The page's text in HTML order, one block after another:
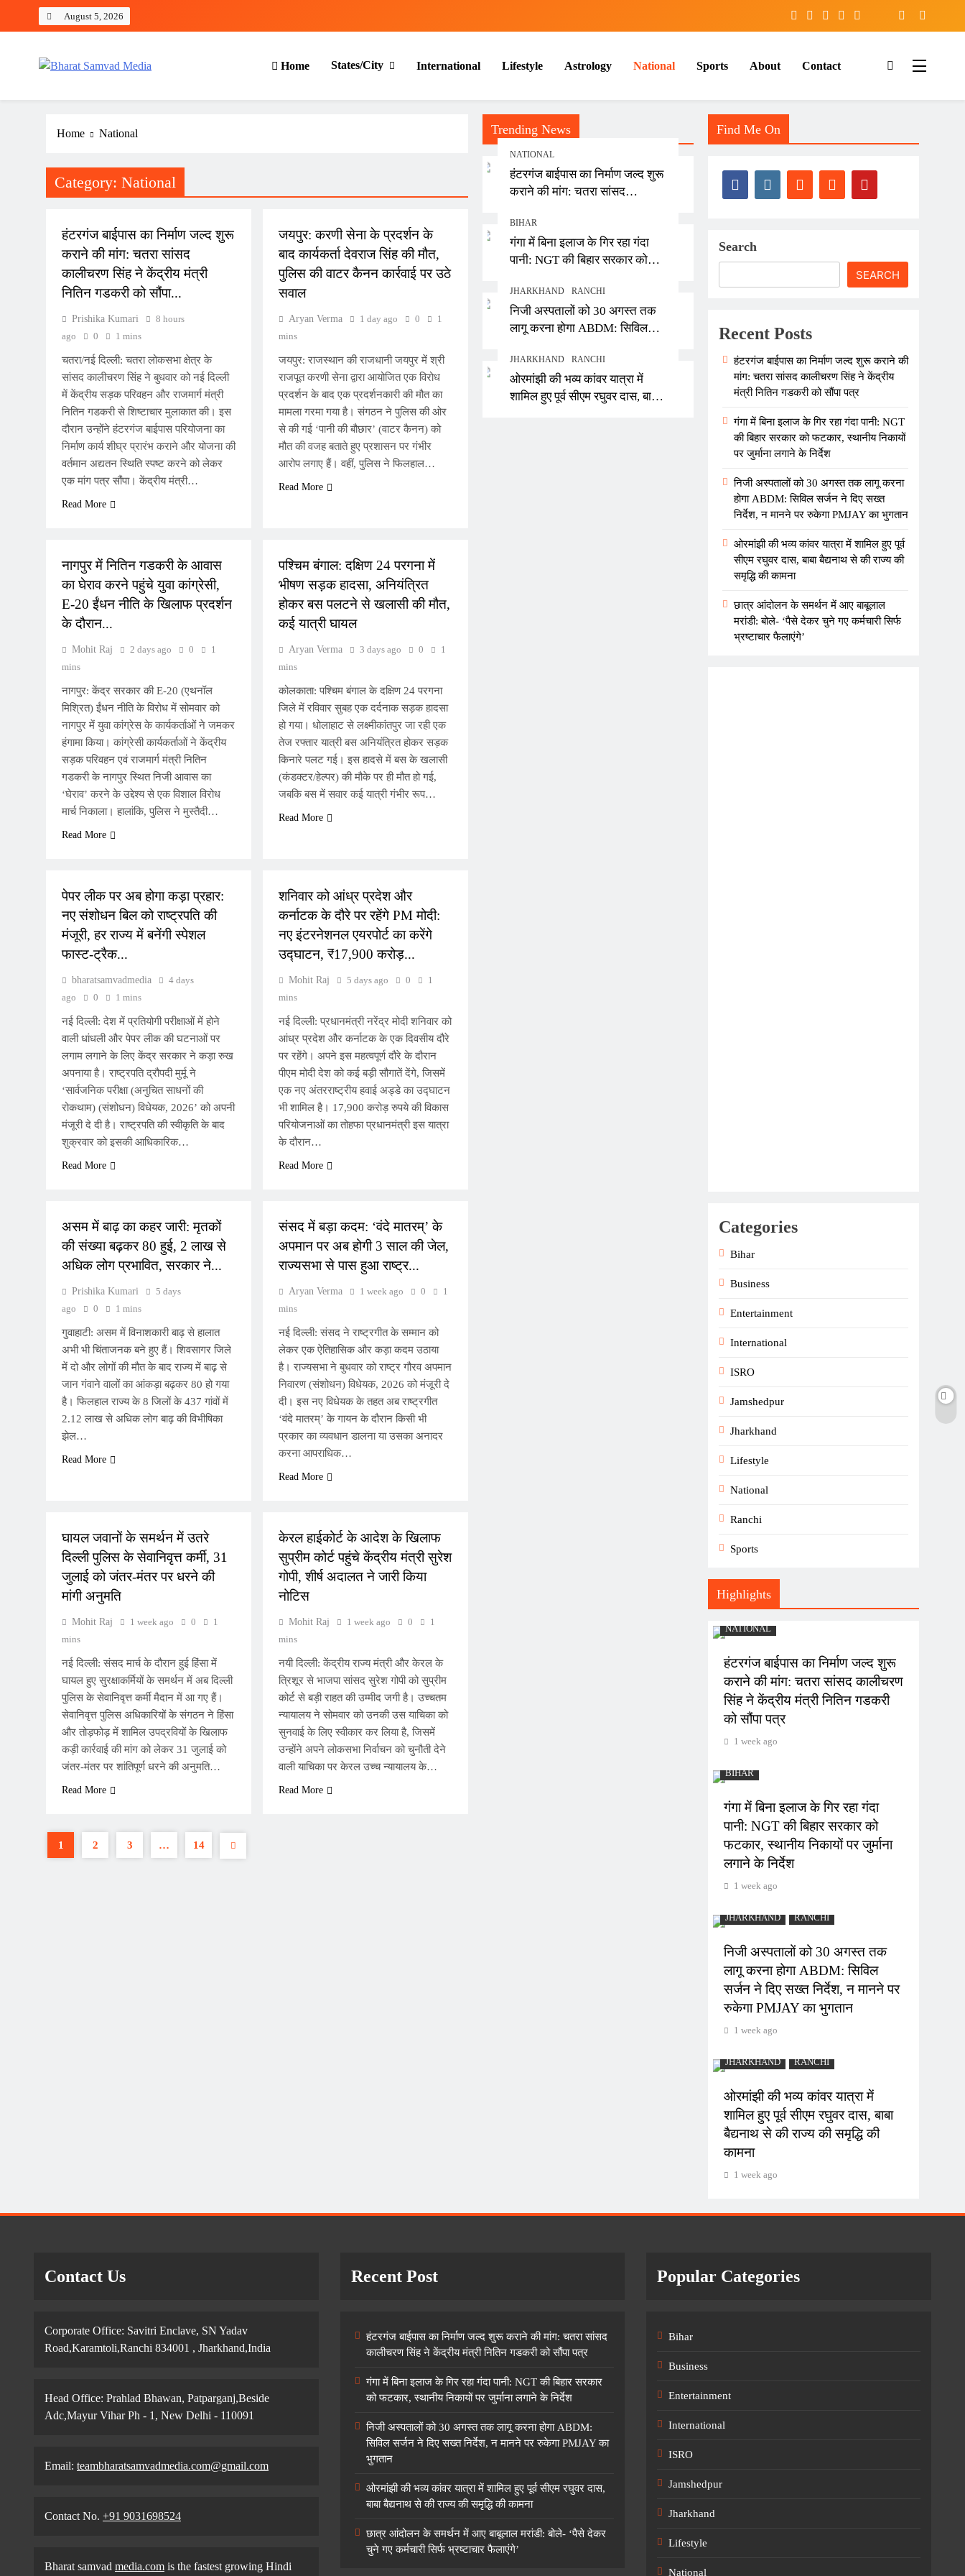
August 5, 2026
Home States/City International Lifestyle Astrology National Sports About Contact
Trending News
NATIONAL
हंटरगंज बाईपास का निर्माण जल्द शुरू
कराने की मांग: चतरा सांसद
नितिन गडकरी को सौंपा पत्र
BIHAR
गंगा में बिना इलाज के गिर रहा गंदा
पानी: NGT की बिहार सरकार को
लगाने के निर्देश
JHARKHAND RANCHI
निजी अस्पतालों को 30 अगस्त तक
लागू करना होगा ABDM: सिविल
रुकेगा PMJAY का भुगतान
JHARKHAND RANCHI
ओरमांझी की भव्य कांवर यात्रा में
शामिल हुए पूर्व सीएम रघुवर दास, बाबा
Home National
Category: National
NATIONAL
हंटरगंज बाईपास का निर्माण जल्द शुरू
कराने की मांग: चतरा सांसद
कालीचरण सिंह ने केंद्रीय मंत्री
नितिन गडकरी को सौंपा...
Prishika Kumari
8 hours
ago
0 1 mins
चतरा/नई दिल्ली: चतरा लोकसभा क्षेत्र के
सांसद कालीचरण सिंह ने बुधवार को नई दिल्ली
में केंद्रीय सड़क परिवहन और राजमार्ग मंत्री
नितिन गडकरी से शिष्टाचार मुलाकात की। इस
दौरान उन्होंने हंटरगंज बाईपास परियोजना का
निर्माण कार्य शीघ्र प्रारंभ कराने और योजना की
वर्तमान अद्यतन स्थिति स्पष्ट करने को लेकर
एक मांग पत्र सौंपा। केंद्रीय मंत्री…
Read More
NATIONAL
जयपुर: करणी सेना के प्रदर्शन के
बाद कार्यकर्ता देवराज सिंह की मौत,
पुलिस की वाटर कैनन कार्रवाई पर उठे
सवाल
Aryan Verma 1 day ago 0
1
mins
जयपुर: राजस्थान की राजधानी जयपुर में श्री
राजपूत करणी सेना द्वारा आयोजित एक विरोध
प्रदर्शन के बाद एक प्रदर्शनकारी की मौत का
मामला गरमा गया है। संगठन ने पुलिस की ओर
से की गई ‘पानी की बौछार’ (वाटर कैनन) को
मौत की वजह बताते हुए प्रशासन पर गंभीर
आरोप लगाए हैं। वहीं, पुलिस ने फिलहाल…
Read More
नागपुर में नितिन गडकरी के आवास
का घेराव करने पहुंचे युवा कांग्रेसी,
E-20 ईंधन नीति के खिलाफ प्रदर्शन
के दौरान...
Mohit Raj 2 days ago 0
1
mins
नागपुर: केंद्र सरकार की E-20 (एथनॉल
मिश्रित) ईंधन नीति के विरोध में सोमवार को
नागपुर में युवा कांग्रेस के कार्यकर्ताओं ने जमकर
हंगामा किया। कांग्रेसी कार्यकर्ताओं ने केंद्रीय
सड़क परिवहन एवं राजमार्ग मंत्री नितिन
गडकरी के नागपुर स्थित निजी आवास का
‘घेराव’ करने के उद्देश्य से एक विशाल विरोध
मार्च निकाला। हालांकि, पुलिस ने मुस्तैदी…
Read More
पश्चिम बंगाल: दक्षिण 24 परगना में
भीषण सड़क हादसा, अनियंत्रित
होकर बस पलटने से खलासी की मौत,
कई यात्री घायल
Aryan Verma 3 days ago 0
1
mins
कोलकाता: पश्चिम बंगाल के दक्षिण 24 परगना
जिले में रविवार सुबह एक दर्दनाक सड़क हादसा
हो गया। धोलाहाट से लक्ष्मीकांतपुर जा रही एक
तेज रफ्तार यात्री बस अनियंत्रित होकर सड़क
किनारे पलट गई। इस हादसे में बस के खलासी
(कंडक्टर/हेल्पर) की मौके पर ही मौत हो गई,
जबकि बस में सवार कई यात्री गंभीर रूप…
Read More
पेपर लीक पर अब होगा कड़ा प्रहार:
नए संशोधन बिल को राष्ट्रपति की
मंजूरी, हर राज्य में बनेंगी स्पेशल
फास्ट-ट्रैक...
bharatsamvadmedia
4 days
ago
0 1 mins
नई दिल्ली: देश में प्रतियोगी परीक्षाओं में होने
वाली धांधली और पेपर लीक की घटनाओं पर
लगाम लगाने के लिए केंद्र सरकार ने कड़ा रुख
अपनाया है। राष्ट्रपति द्रौपदी मुर्मू ने
‘सार्वजनिक परीक्षा (अनुचित साधनों की
रोकथाम) (संशोधन) विधेयक, 2026’ को अपनी
मंजूरी दे दी है। राष्ट्रपति की स्वीकृति के बाद
शुक्रवार को इसकी आधिकारिक…
Read More
शनिवार को आंध्र प्रदेश और
कर्नाटक के दौरे पर रहेंगे PM मोदी:
नए इंटरनेशनल एयरपोर्ट का करेंगे
उद्घाटन, ₹17,900 करोड़...
Mohit Raj 5 days ago 0
1
mins
नई दिल्ली: प्रधानमंत्री नरेंद्र मोदी शनिवार को
आंध्र प्रदेश और कर्नाटक के एक दिवसीय दौरे
पर रहेंगे। अपने इस महत्वपूर्ण दौरे के दौरान
पीएम मोदी देश को कई बड़ी सौगातें देंगे, जिसमें
एक नए अंतरराष्ट्रीय हवाई अड्डे का उद्घाटन
भी शामिल है। 17,900 करोड़ रुपये की विकास
परियोजनाओं का तोहफा प्रधानमंत्री इस यात्रा
के दौरान…
Read More
असम में बाढ़ का कहर जारी: मृतकों
की संख्या बढ़कर 80 हुई, 2 लाख से
अधिक लोग प्रभावित, सरकार ने...
Prishika Kumari
5 days
ago
0 1 mins
गुवाहाटी: असम में विनाशकारी बाढ़ से हालात
अभी भी चिंताजनक बने हुए हैं। शिवसागर जिले
में दो और लोगों की मौत के बाद राज्य में बाढ़ से
जान गंवाने वालों का आंकड़ा बढ़कर 80 हो गया
है। फिलहाल राज्य के 8 जिलों के 437 गांवों में
2.12 लाख से अधिक लोग बाढ़ की विभीषिका
झेल…
Read More
संसद में बड़ा कदम: ‘वंदे मातरम्’ के
अपमान पर अब होगी 3 साल की जेल,
राज्यसभा से पास हुआ राष्ट्र...
Aryan Verma 1 week ago 0
1
mins
नई दिल्ली: संसद ने राष्ट्रगीत के सम्मान को
लेकर एक ऐतिहासिक और कड़ा कदम उठाया
है। राज्यसभा ने बुधवार को राष्ट्र गौरव अपमान
निवारण (संशोधन) विधेयक, 2026 को मंजूरी दे
दी। इस नए विधेयक के तहत अब राष्ट्रगीत
‘वंदे मातरम्’ के गायन के दौरान किसी भी
प्रकार का व्यवधान डालना या उसका अनादर
करना आपराधिक…
Read More
घायल जवानों के समर्थन में उतरे
दिल्ली पुलिस के सेवानिवृत्त कर्मी, 31
जुलाई को जंतर-मंतर पर धरने की
मांगी अनुमति
Mohit Raj 1 week ago 0
1
mins
नई दिल्ली: संसद मार्च के दौरान हुई हिंसा में
घायल हुए सुरक्षाकर्मियों के समर्थन में अब दिल्ली
पुलिस के सेवानिवृत्त कर्मी मैदान में आ गए हैं।
सेवानिवृत्त पुलिस अधिकारियों के संगठन ने हिंसा
और तोड़फोड़ में शामिल उपद्रवियों के खिलाफ
कड़ी कार्रवाई की मांग को लेकर 31 जुलाई को
जंतर-मंतर पर शांतिपूर्ण धरने की अनुमति…
Read More
केरल हाईकोर्ट के आदेश के खिलाफ
सुप्रीम कोर्ट पहुंचे केंद्रीय मंत्री सुरेश
गोपी, शीर्ष अदालत ने जारी किया
नोटिस
Mohit Raj 1 week ago 0
1
mins
नयी दिल्ली: केंद्रीय राज्य मंत्री और केरल के
त्रिशूर से भाजपा सांसद सुरेश गोपी को सुप्रीम
कोर्ट से बड़ी राहत की उम्मीद जगी है। उच्चतम
न्यायालय ने सोमवार को उनकी उस याचिका को
सुनवाई के लिए स्वीकार कर लिया है, जिसमें
उन्होंने अपने लोकसभा निर्वाचन को चुनौती देने
वाली याचिका पर केरल उच्च न्यायालय के…
Read More
1 2 3 … 14
Find Me On
Search
SEARCH
Recent Posts
हंटरगंज बाईपास का निर्माण जल्द शुरू कराने की
मांग: चतरा सांसद कालीचरण सिंह ने केंद्रीय
मंत्री नितिन गडकरी को सौंपा पत्र
गंगा में बिना इलाज के गिर रहा गंदा पानी: NGT
की बिहार सरकार को फटकार, स्थानीय निकायों
पर जुर्माना लगाने के निर्देश
निजी अस्पतालों को 30 अगस्त तक लागू करना
होगा ABDM: सिविल सर्जन ने दिए सख्त
निर्देश, न मानने पर रुकेगा PMJAY का भुगतान
ओरमांझी की भव्य कांवर यात्रा में शामिल हुए पूर्व
सीएम रघुवर दास, बाबा बैद्यनाथ से की राज्य की
समृद्धि की कामना
छात्र आंदोलन के समर्थन में आए बाबूलाल
मरांडी: बोले- ‘पैसे देकर चुने गए कर्मचारी सिर्फ
भ्रष्टाचार फैलाएंगे’
Categories
Bihar
Business
Entertainment
International
ISRO
Jamshedpur
Jharkhand
Lifestyle
National
Ranchi
Sports
Highlights
NATIONAL
हंटरगंज बाईपास का निर्माण जल्द शुरू
कराने की मांग: चतरा सांसद कालीचरण
सिंह ने केंद्रीय मंत्री नितिन गडकरी
को सौंपा पत्र
1 week ago
BIHAR
गंगा में बिना इलाज के गिर रहा गंदा
पानी: NGT की बिहार सरकार को
फटकार, स्थानीय निकायों पर जुर्माना
लगाने के निर्देश
1 week ago
JHARKHAND RANCHI
निजी अस्पतालों को 30 अगस्त तक
लागू करना होगा ABDM: सिविल
सर्जन ने दिए सख्त निर्देश, न मानने पर
रुकेगा PMJAY का भुगतान
1 week ago
JHARKHAND RANCHI
ओरमांझी की भव्य कांवर यात्रा में
शामिल हुए पूर्व सीएम रघुवर दास, बाबा
बैद्यनाथ से की राज्य की समृद्धि की
कामना
1 week ago
Contact Us
Corporate Office: Savitri Enclave, SN Yadav
Road,Karamtoli,Ranchi 834001 , Jharkhand,India
Head Office: Prahlad Bhawan, Patparganj,Beside
Adc,Mayur Vihar Ph - 1, New Delhi - 110091
Email: teambharatsamvadmedia.com@gmail.com
Contact No. ‪ +91 9031698524
Bharat samvad media.com is the fastest growing Hindi
Recent Post
हंटरगंज बाईपास का निर्माण जल्द शुरू कराने की मांग: चतरा सांसद
कालीचरण सिंह ने केंद्रीय मंत्री नितिन गडकरी को सौंपा पत्र
गंगा में बिना इलाज के गिर रहा गंदा पानी: NGT की बिहार सरकार
को फटकार, स्थानीय निकायों पर जुर्माना लगाने के निर्देश
निजी अस्पतालों को 30 अगस्त तक लागू करना होगा ABDM:
सिविल सर्जन ने दिए सख्त निर्देश, न मानने पर रुकेगा PMJAY का
भुगतान
ओरमांझी की भव्य कांवर यात्रा में शामिल हुए पूर्व सीएम रघुवर दास,
बाबा बैद्यनाथ से की राज्य की समृद्धि की कामना
छात्र आंदोलन के समर्थन में आए बाबूलाल मरांडी: बोले- ‘पैसे देकर
चुने गए कर्मचारी सिर्फ भ्रष्टाचार फैलाएंगे’
Popular Categories
Bihar
Business
Entertainment
International
ISRO
Jamshedpur
Jharkhand
Lifestyle
National